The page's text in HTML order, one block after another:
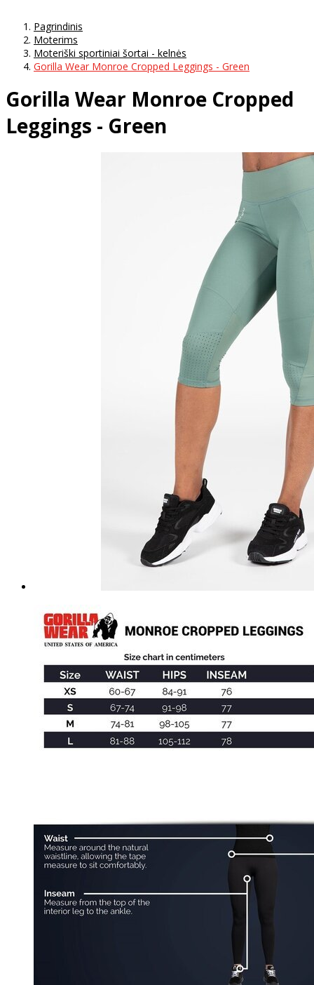
Pagrindinis
Moterims
Moteriški sportiniai šortai - kelnės
Gorilla Wear Monroe Cropped Leggings - Green
Gorilla Wear Monroe Cropped
Leggings - Green